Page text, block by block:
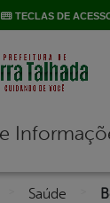
TECLAS DE
de
Saúde